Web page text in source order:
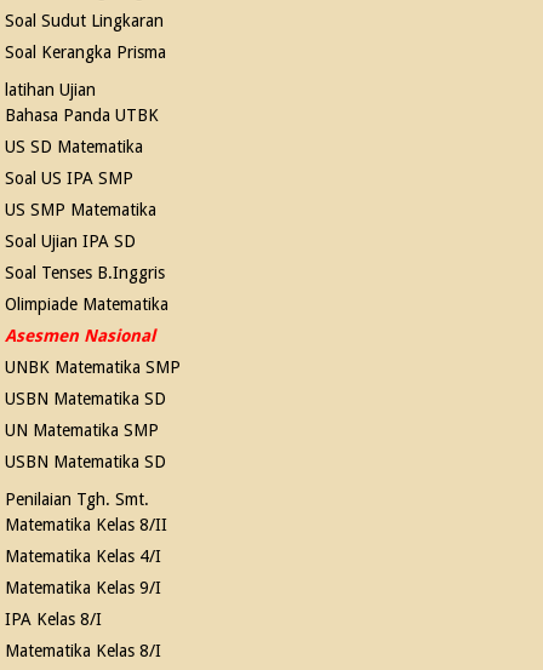
Soal Sudut Lingkaran
Soal Kerangka Prisma
latihan Ujian
Bahasa Panda UTBK
US SD Matematika
Soal US IPA SMP
US SMP Matematika
Soal Ujian IPA SD
Soal Tenses B.Inggris
Olimpiade Matematika
Asesmen Nasional
UNBK Matematika SMP
USBN Matematika SD
UN Matematika SMP
USBN Matematika SD
Penilaian Tgh. Smt.
Matematika Kelas 8/II
Matematika Kelas 4/I
Matematika Kelas 9/I
IPA Kelas 8/I
Matematika Kelas 8/I